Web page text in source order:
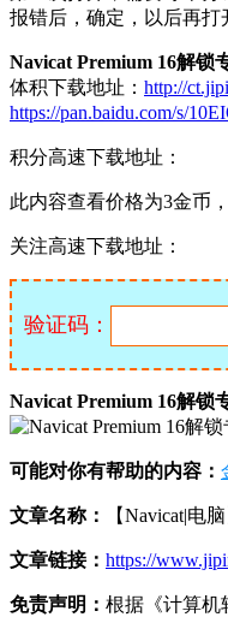
报错后，确定，以后再打
Navicat Premium 16解锁
体积下载地址： http://
https://pan.baidu.com/s/
积分高速下载地址：
此内容查看价格为3金币
关注高速下载地址：
验证码：
Navicat Premium 16解锁
可能对你有帮助的内容：
文章名称： 【Navicat|电
文章链接： https://
免责声明： 根据《计算机